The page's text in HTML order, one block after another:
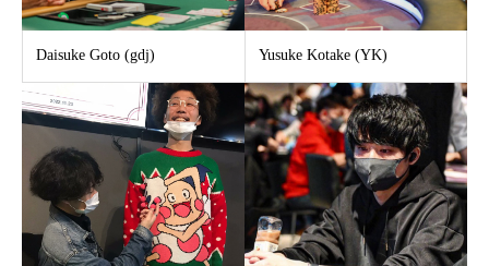
Daisuke Goto (gdj) Yusuke Kotake (YK)